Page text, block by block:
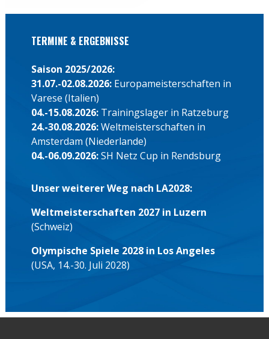
TERMINE & ERGEBNISSE
Saison 2025/2026:
31.07.-02.08.2026:Europameisterschaften in
Varese (Italien)
04.-15.08.2026: Trainingslager in Ratzeburg
24.-30.08.2026:Weltmeisterschaften in
Amsterdam (Niederlande)
04.-06.09.2026:SH Netz Cup in Rendsburg
Unser weiterer Weg nach LA2028:
Weltmeisterschaften 2027 in Luzern
(Schweiz)
Olympische Spiele 2028 in Los Angeles
(USA, 14.-30. Juli 2028)